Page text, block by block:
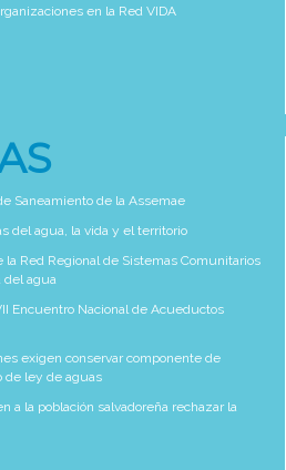
en la Red VIDA
Saneamiento de la Assemae
del agua, la vida y el territorio
la Red Regional de Sistemas Comunitarios
del agua
Encuentro Nacional de Acueductos
exigen conservar componente de
de ley de aguas
a la población salvadoreña rechazar la